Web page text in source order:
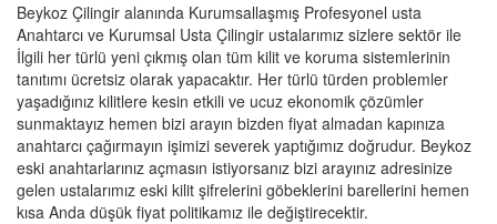
Beykoz Çilingir alanında Kurumsallaşmış Profesyonel usta
Anahtarcı ve Kurumsal Usta Çilingir ustalarımız sizlere sektör ile
İlgili her türlü yeni çıkmış olan tüm kilit ve koruma sistemlerinin
tanıtımı ücretsiz olarak yapacaktır. Her türlü türden problemler
yaşadığınız kilitlere kesin etkili ve ucuz ekonomik çözümler
sunmaktayız hemen bizi arayın bizden fiyat almadan kapınıza
anahtarcı çağırmayın işimizi severek yaptığımız doğrudur. Beykoz
eski anahtarlarınız açmasın istiyorsanız bizi arayınız adresinize
gelen ustalarımız eski kilit şifrelerini göbeklerini barellerini hemen
kısa Anda düşük fiyat politikamız ile değiştirecektir.